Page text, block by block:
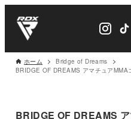
ホーム
Bridge of Dreams
BRIDGE OF DREAMS アマチュアMMA
BRIDGE OF DREAMS